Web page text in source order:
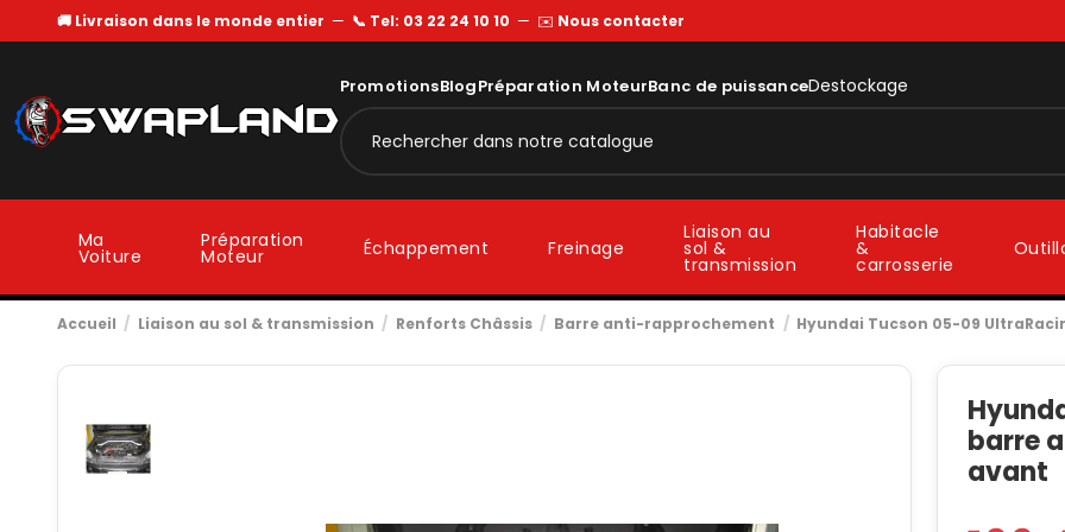
🚚 Livraison dans le monde entier — 📞 Tel: 03 22 24 10 10 — ✉️ Nous contacter
PromotionsBlogPréparation MoteurBanc de puissanceDestockage
Ma
Voiture
Préparation
Moteur Échappement Freinage
Liaison au
sol &
transmission
Habitacle
&
carrosserie
Accueil Liaison au sol & transmission Renforts Châssis Barre anti-rapprochement Hyundai Tucson 05-09
barre
avant